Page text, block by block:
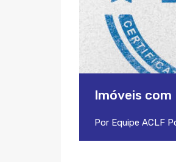
Imóveis
Por Equipe ACLF